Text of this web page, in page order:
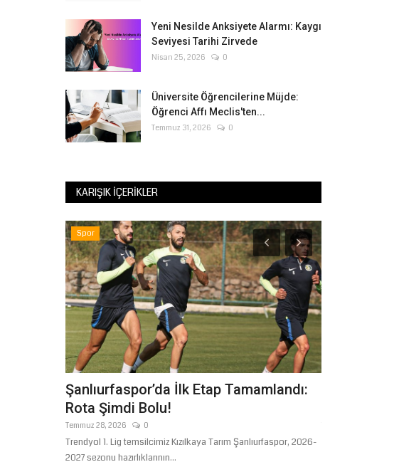
Yeni Nesilde Anksiyete Alarmı: Kaygı
Seviyesi Tarihi Zirvede
Nisan 25, 2026 0
Üniversite Öğrencilerine Müjde:
Öğrenci Affı Meclis'ten...
Temmuz 31, 2026 0
KARIŞIK İÇERIKLER
Spor
Şanlıurfaspor’da İlk Etap Tamamlandı:
Rota Şimdi Bolu!
Temmuz 28, 2026 0
Trendyol 1. Lig temsilcimiz Kızılkaya Tarım Şanlıurfaspor, 2026-
2027 sezonu hazırlıklarının...